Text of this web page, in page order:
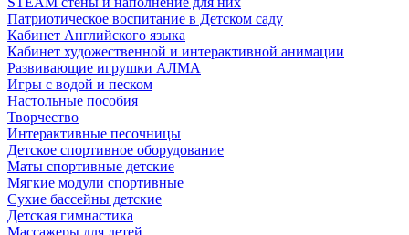
Патриотическое воспитание в Детском саду
Кабинет Английского языка
Кабинет художественной и интерактивной анимации
Развивающие игрушки АЛМА
Игры с водой и песком
Настольные пособия
Творчество
Интерактивные песочницы
Детское спортивное оборудование
Маты спортивные детские
Мягкие модули спортивные
Сухие бассейны детские
Детская гимнастика
Массажеры для детей